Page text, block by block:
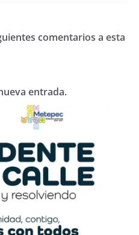
comentarios a esta
entrada.